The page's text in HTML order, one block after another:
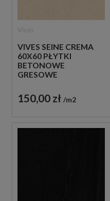
VIVES SEINE CREMA
60X60 PŁYTKI
BETONOWE
GRESOWE
150,00 zł m2